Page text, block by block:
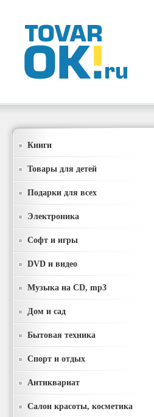
Книги
Товары для детей
Подарки для всех
Электроника
Софт и игры
DVD и видео
Музыка на CD, mp3
Дом и сад
Бытовая техника
Спорт и отдых
Антиквариат
Салон красоты, косметика